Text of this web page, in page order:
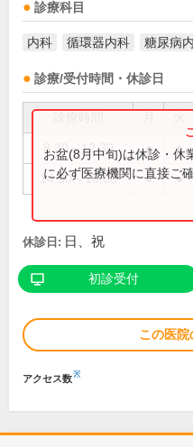
診療科目
内科 循環器内科 糖尿病
診療/受付時間・休診日
8:30～12:30 ● ●
14:30～18:00 ● ●
お盆(8月中旬)は休診・休
に必ず医療機関に直接ご
休診日: 日、祝
初診受付
この医院
アクセス数※